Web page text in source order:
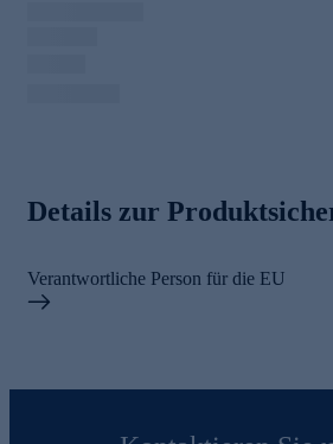
Details zur
Verantwortliche Person für die EU